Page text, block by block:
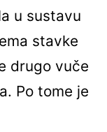
u sustavu
stavke
drugo vuče
Po tome je